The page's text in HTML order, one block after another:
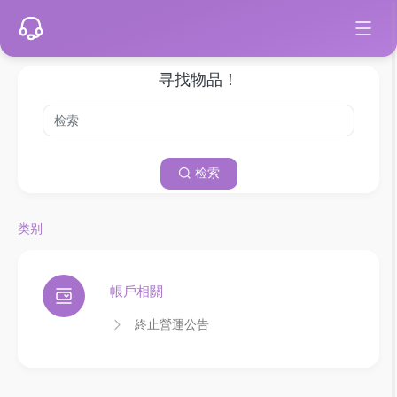
寻找物品！
检索
类别
帳戶相關
終止營運公告